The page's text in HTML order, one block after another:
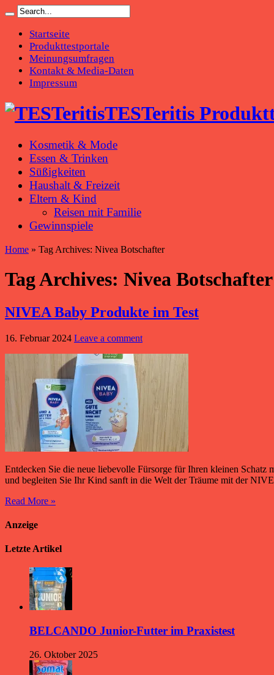
Startseite
Produkttestportale
Meinungsumfragen
Kontakt & Media-Daten
Impressum
TESTeritis
Kosmetik & Mode
Essen & Trinken
Süßigkeiten
Haushalt & Freizeit
Eltern & Kind
Reisen mit Familie
Gewinnspiele
Home » Tag Archives: Nivea Botschafter
Tag Archives: Nivea Botschafter
NIVEA Baby Produkte im Test
16. Februar 2024 Leave a comment
Entdecken Sie die neue liebevolle Fürsorge für Ihren kleinen
und begleiten Sie Ihr Kind sanft in die Welt der Träume mit der
Read More »
Anzeige
Letzte Artikel
BELCANDO Junior-Futter im Praxistest
26. Oktober 2025